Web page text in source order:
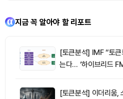
지금 꼭 알아야 할 리포트
[토큰분석] IMF “토
는다… ‘하이브리드
[토큰분석] 이더리움,